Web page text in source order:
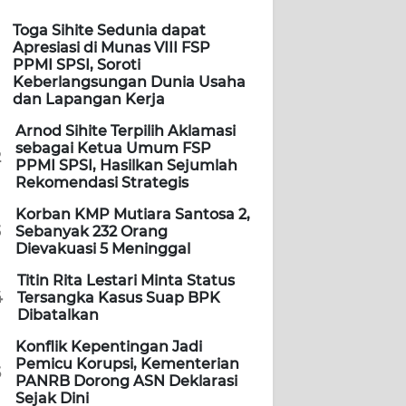
Toga Sihite Sedunia dapat
Apresiasi di Munas VIII FSP
PPMI SPSI, Soroti
Keberlangsungan Dunia Usaha
dan Lapangan Kerja
Arnod Sihite Terpilih Aklamasi
sebagai Ketua Umum FSP
PPMI SPSI, Hasilkan Sejumlah
Rekomendasi Strategis
Korban KMP Mutiara Santosa 2,
Sebanyak 232 Orang
Dievakuasi 5 Meninggal
Titin Rita Lestari Minta Status
Tersangka Kasus Suap BPK
Dibatalkan
Konflik Kepentingan Jadi
Pemicu Korupsi, Kementerian
PANRB Dorong ASN Deklarasi
Sejak Dini